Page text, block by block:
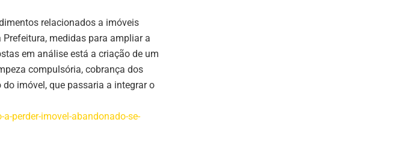
relacionados a imóveis
medidas para ampliar a
em análise está a criação de um
compulsória, cobrança dos
imóvel, que passaria a integrar o
perder-imovel-abandonado-se-